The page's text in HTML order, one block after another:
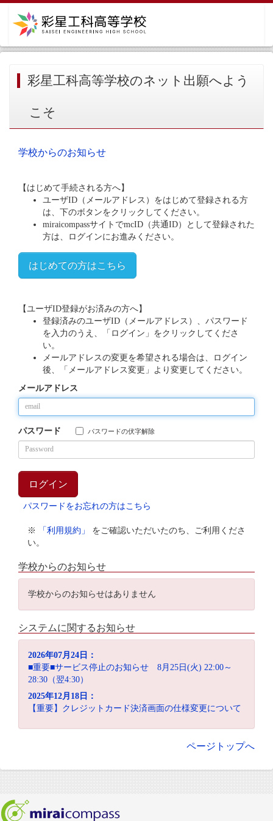
彩星工科高等学校のネット出願へよう
こそ
学校からのお知らせ
【はじめて手続される方へ】
ユーザID（メールアドレス）をはじめて登録される方
は、下のボタンをクリックしてください。
miraicompassサイトでmcID（共通ID）として登録された
方は、ログインにお進みください。
はじめての方はこちら
【ユーザID登録がお済みの方へ】
登録済みのユーザID（メールアドレス）、パスワード
を入力のうえ、「ログイン」をクリックしてくださ
い。
メールアドレスの変更を希望される場合は、ログイン
後、「メールアドレス変更」より変更してください。
メールアドレス
パスワード パスワードの伏字解除
パスワードをお忘れの方はこちら
※ 「利用規約」
をご確認いただいたのち、ご利用くださ
い。
学校からのお知らせ
学校からのお知らせはありません
システムに関するお知らせ
2026年07月24日：
■重要■サービス停止のお知らせ 8月25日(火) 22:00～
28:30（翌4:30）
2025年12月18日：
【重要】クレジットカード決済画面の仕様変更について
ページトップへ